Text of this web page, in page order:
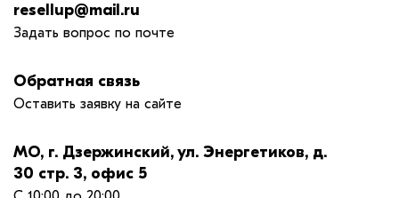
resellup@mail.ru
Задать вопрос по почте
Обратная связь
Оставить заявку на сайте
МО, г. Дзержинский, ул. Энергетиков, д.
30 стр. 3, офис 5